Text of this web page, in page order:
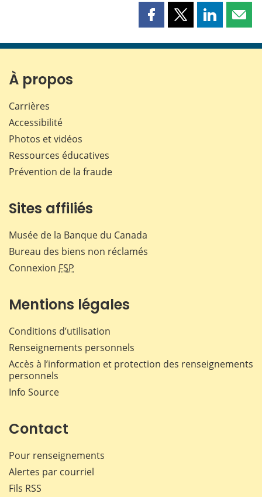
Partager
page
Partager
page
Partager
page page
À propos
Carrières
Accessibilité
Photos et vidéos
Ressources éducatives
Prévention de la fraude
Sites affiliés
Musée de la Banque du Canada
Bureau des biens non réclamés
Connexion FSP
Mentions légales
Conditions d’utilisation
Renseignements personnels
Accès à l’information et protection des renseignements
personnels
Info Source
Contact
Pour renseignements
Alertes par courriel
Fils RSS